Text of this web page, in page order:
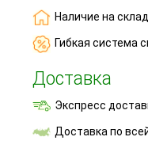
Наличие на
Гибкая система
Доставка
Экспресс
Доставка по